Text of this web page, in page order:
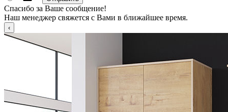
Спасибо за Ваше сообщение!
Наш менеджер свяжется с Вами в ближайшее время.